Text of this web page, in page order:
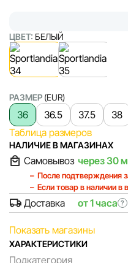
ЦВЕТ: БЕЛЫЙ
РАЗМЕР (EUR)
36 36.5 37.5 38
Таблица размеров
НАЛИЧИЕ В МАГАЗИНАХ
Самовывоз через 30
После подтверждения
Если товар в наличии
Доставка от 1 часа ?
Показать магазины
ХАРАКТЕРИСТИКИ
Подкатегория